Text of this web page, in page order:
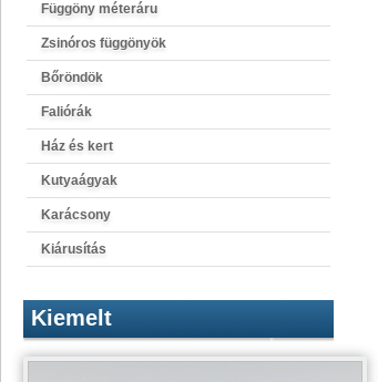
Függöny méteráru
Zsinóros függönyök
Bőröndök
Faliórák
Ház és kert
Kutyaágyak
Karácsony
Kiárusítás
Kiemelt